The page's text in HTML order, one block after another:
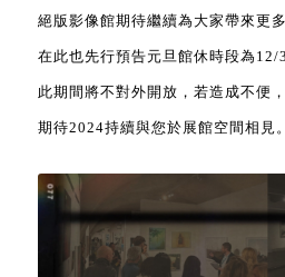
絕版影像館期待繼續為大家帶來更
在此也先行預告元旦館休時段為
此期間將不對外開放，若造成不便
期待2024持續與您於展館空間相見。